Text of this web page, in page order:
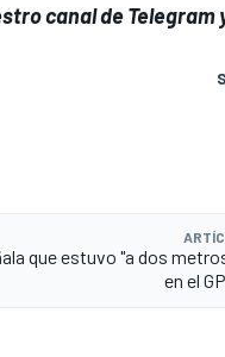
canal de Telegram
que estuvo "a dos
en el